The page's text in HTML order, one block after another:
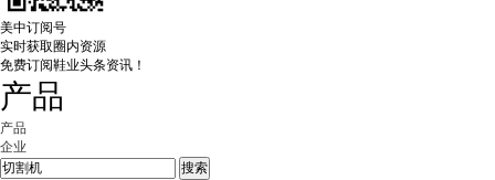
美中订阅号
实时获取圈内资源
免费订阅鞋业头条资讯！
产品
产品
企业